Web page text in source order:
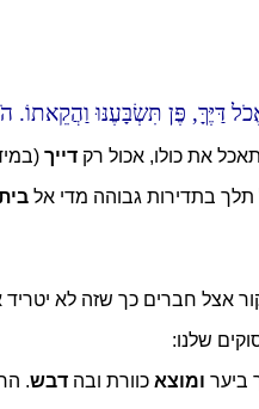
דַּיֶּךָּ, פֶּן תִּשְׂבָּעֶנּוּ וַהֲקֵאתוֹ.
את כולו, אכול רק דייך
תלך בתדירות גבוהה מדי אל
אצל חברים כך שזה לא
שלנו:
ומוצא כוורת ובה דבש.